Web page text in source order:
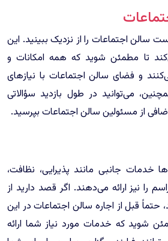
سالن اجتماعات را از نزدیک ببینید. این
تا مطمئن شوید که همه امکانات و
و فضای سالن اجتماعات با نیازهای
می‌توانید در طول بازدید سؤالاتی
از مسئولین سالن اجتماعات بپرسید.
خدمات جانبی مانند پذیرایی، نظافت،
را نیز ارائه می‌دهند. اگر قصد دارید از
حتماً قبل از اجاره سالن اجتماعات در این
شوید که خدمات مورد نیاز شما ارائه